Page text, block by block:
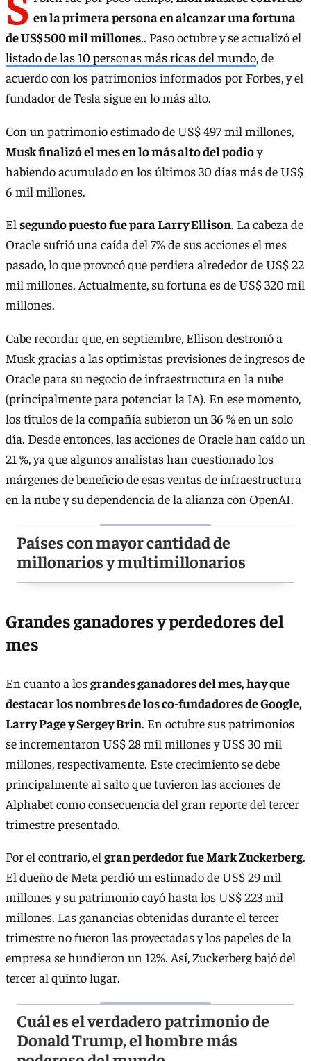
en la primera persona en alcanzar una fortuna
de US$ 500 mil millones.. Paso octubre y se actualizó el
listado de las 10 personas más ricas del mundo, de
acuerdo con los patrimonios informados por Forbes, y el
fundador de Tesla sigue en lo más alto.
Con un patrimonio estimado de US$ 497 mil millones,
Musk finalizó el mes en lo más alto del podioy
habiendo acumulado en los últimos 30 días más de US$
6 mil millones.
El segundo puesto fue para Larry Ellison. La cabeza de
Oracle sufrió una caída del 7% de sus acciones el mes
pasado, lo que provocó que perdiera alrededor de US$ 22
mil millones. Actualmente, su fortuna es de US$ 320 mil
millones.
Cabe recordar que, en septiembre, Ellison destronó a
Musk gracias a las optimistas previsiones de ingresos de
Oracle para su negocio de infraestructura en la nube
(principalmente para potenciar la IA). En ese momento,
los títulos de la compañía subieron un 36 % en un solo
día. Desde entonces, las acciones de Oracle han caído un
21 %, ya que algunos analistas han cuestionado los
márgenes de beneficio de esas ventas de infraestructura
en la nube y su dependencia de la alianza con OpenAI.
Países con mayor cantidad de
millonarios y multimillonarios
Grandes ganadores y perdedores del
mes
En cuanto a losgrandes ganadores del mes, hay que
destacar los nombres de los co-fundadores de Google,
Larry Page y Sergey Brin. En octubre sus patrimonios
se incrementaron US$ 28 mil millones y US$ 30 mil
millones, respectivamente. Este crecimiento se debe
principalmente al salto que tuvieron las acciones de
Alphabet como consecuencia del gran reporte del tercer
trimestre presentado.
Por el contrario, el gran perdedor fue Mark Zuckerberg.
El dueño de Meta perdió un estimado de US$ 29 mil
millones y su patrimonio cayó hasta los US$ 223 mil
millones. Las ganancias obtenidas durante el tercer
trimestre no fueron las proyectadas y los papeles de la
empresa se hundieron un 12%. Así, Zuckerberg bajó del
tercer al quinto lugar.
Cuál es el verdadero patrimonio de
Donald Trump, el hombre más